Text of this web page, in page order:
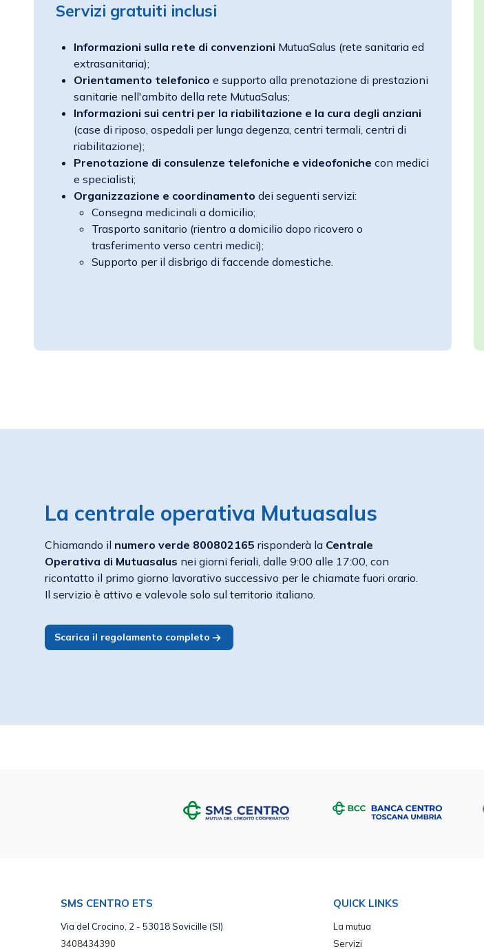
Servizi gratuiti inclusi
Informazioni sulla rete di convenzioni MutuaSalus (rete sanitaria ed
extrasanitaria);
Orientamento telefonico e supporto alla prenotazione di prestazioni
sanitarie nell'ambito della rete MutuaSalus;
Informazioni sui centri per la riabilitazione e la cura degli anziani
(case di riposo, ospedali per lunga degenza, centri termali, centri di
riabilitazione);
Prenotazione di consulenze telefoniche e videofoniche con medici
e specialisti;
Organizzazione e coordinamento dei seguenti servizi:
Consegna medicinali a domicilio;
Trasporto sanitario (rientro a domicilio dopo ricovero o
trasferimento verso centri medici);
Supporto per il disbrigo di faccende domestiche.
La centrale operativa Mutuasalus
Chiamando il numero verde 800802165 risponderà la Centrale
Operativa di Mutuasalus nei giorni feriali, dalle 9:00 alle 17:00, con
ricontatto il primo giorno lavorativo successivo per le chiamate fuori orario.
Il servizio è attivo e valevole solo sul territorio italiano.
Scarica il regolamento completo
SMS CENTRO ETS
Via del Crocino, 2 - 53018 Sovicille (SI)
3408434390
QUICK LINKS
La mutua
Servizi